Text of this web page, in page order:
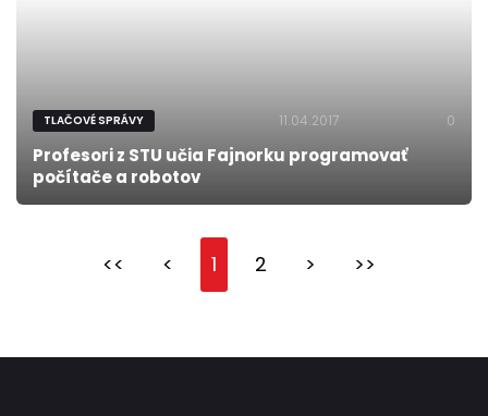
TLAČOVÉ SPRÁVY 11.04.2017 0
Profesori z STU učia Fajnorku programovať
počítače a robotov
<< < 1 2 > >>